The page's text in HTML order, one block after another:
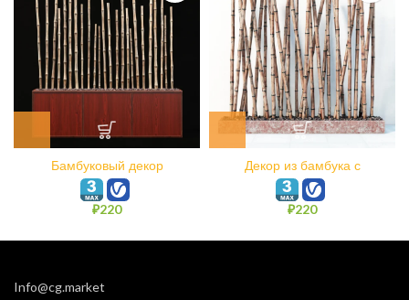
Бамбуковый декор
WoodFundament
₽220
Декор из бамбука с
фундаментом хаотично
₽220
Info@cg.market